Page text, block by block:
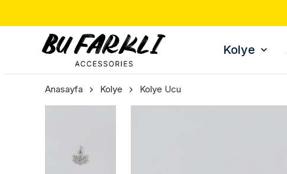
Kolye
Anasayfa Kolye Kolye Ucu